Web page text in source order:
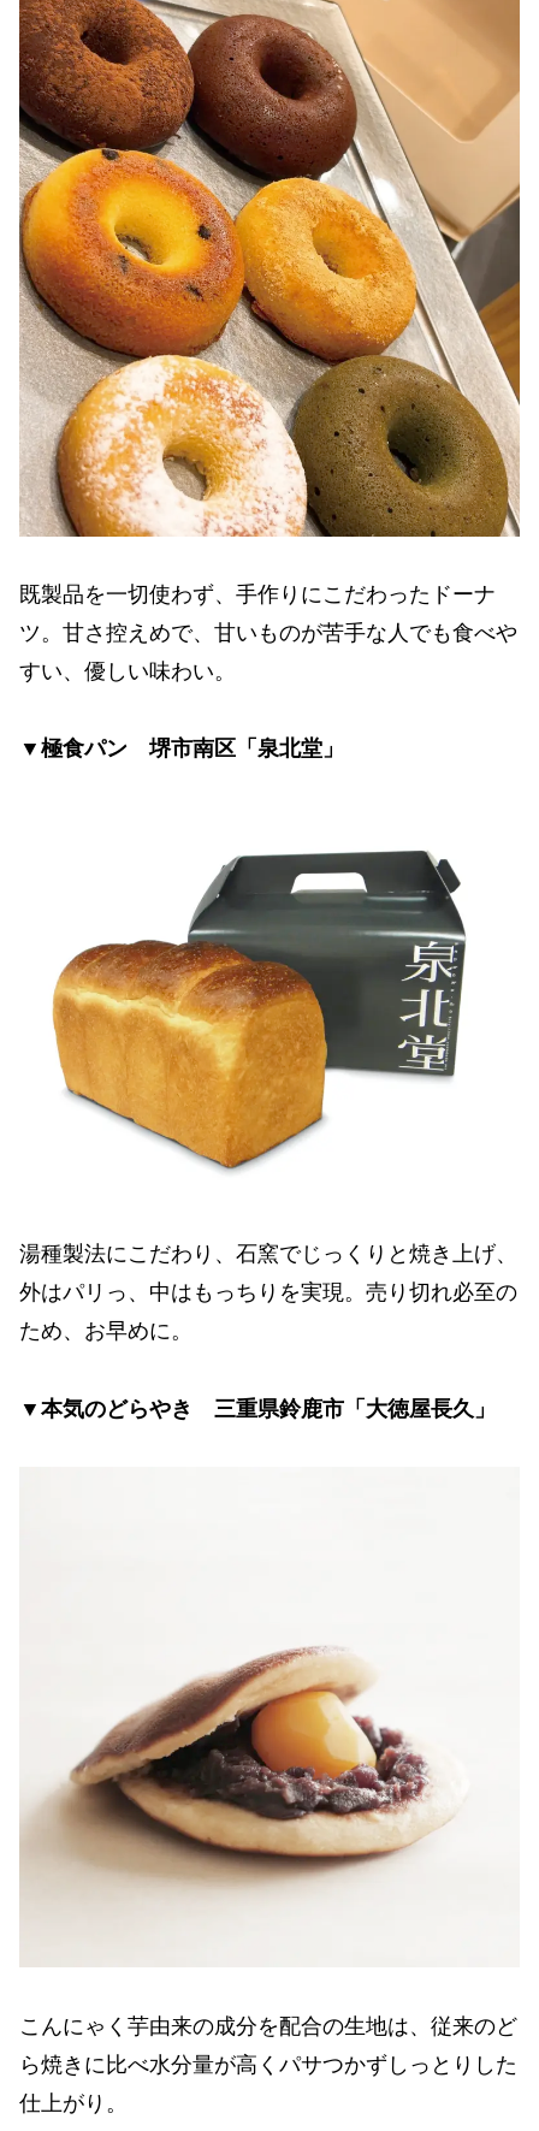
既製品を一切使わず、手作りにこだわったドーナ
ツ。甘さ控えめで、甘いものが苦手な人でも食べや
すい、優しい味わい。
▼極食パン 堺市南区「泉北堂」
湯種製法にこだわり、石窯でじっくりと焼き上げ、
外はパリっ、中はもっちりを実現。売り切れ必至の
ため、お早めに。
▼本気のどらやき 三重県鈴鹿市「大徳屋長久」
こんにゃく芋由来の成分を配合の生地は、従来のど
ら焼きに比べ水分量が高くパサつかずしっとりした
仕上がり。